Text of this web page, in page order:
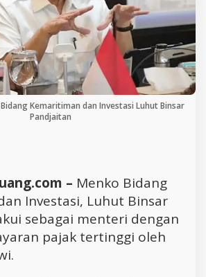
Kemaritiman dan Investasi Luhut Binsar
Pandjaitan
– Menko Bidang
Investasi, Luhut Binsar
sebagai menteri dengan
pajak tertinggi oleh